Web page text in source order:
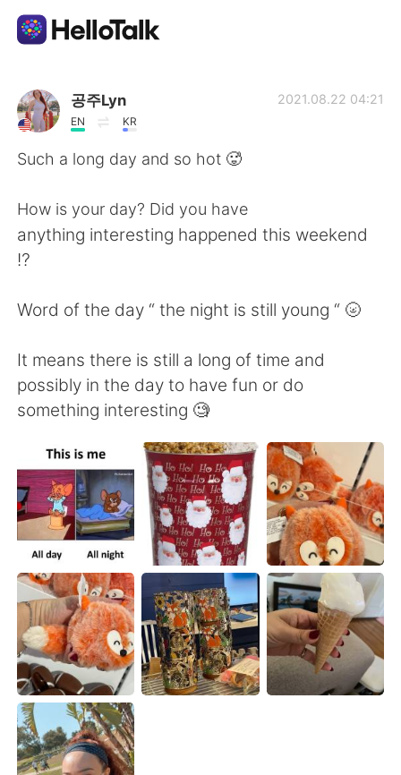
Language Exchange App
AI Grammar Checker
Español العربية
Français Deutsch
日本語 한국어
Русский ไทย
Indonesia Italiano
Türkçe Tiếng Việt
Português
공주Lyn
EN KR
2021.08.22 04:21
Such a long day and so hot 🥵
How is your day? Did you have
anything interesting happened this weekend
⁉️
Word of the day “ the night is still young “ 🌝
It means there is still a long of time and
possibly in the day to have fun or do
something interesting 🧐